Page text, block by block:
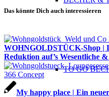
TO GO
Das könnte Dich auch interessieren
WOHNGOLDSTÜCK-Shop |
Reduktion auf’s Wesentliche
My happy place | Ein